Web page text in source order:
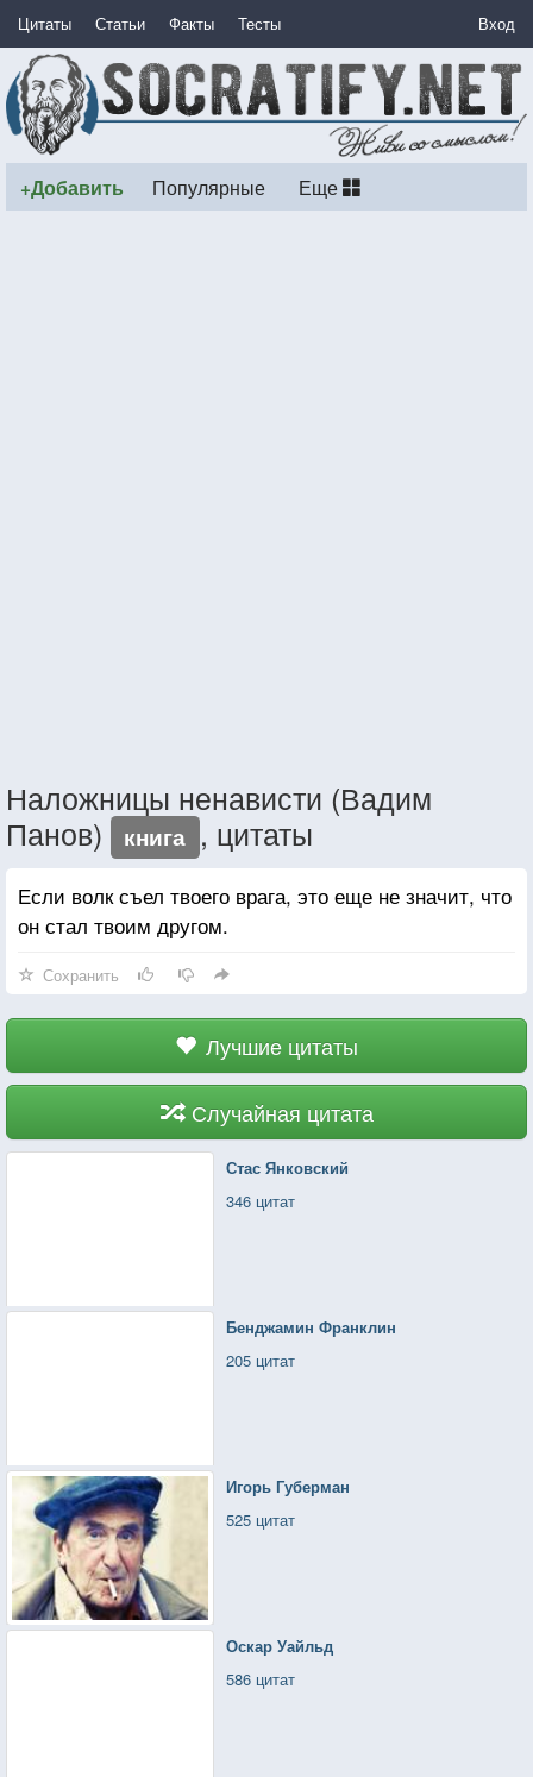
Цитаты Статьи Факты Тесты Вход
+Добавить Популярные Еще
Наложницы ненависти (Вадим
Панов)
книга , цитаты
Если волк съел твоего врага, это еще не значит, что
он стал твоим другом.
Сохранить
Лучшие цитаты
Случайная цитата
Стас Янковский
346 цитат
Бенджамин Франклин
205 цитат
Игорь Губерман
525 цитат
Оскар Уайльд
586 цитат